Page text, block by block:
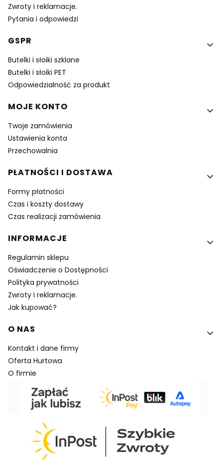
Zwroty i reklamacje.
Pytania i odpowiedzi
GSPR
Butelki i słoiki szklane
Butelki i słoiki PET
Odpowiedzialność za produkt
MOJE KONTO
Twoje zamówienia
Ustawienia konta
Przechowalnia
PŁATNOŚCI I DOSTAWA
Formy płatności
Czas i koszty dostawy
Czas realizacji zamówienia
INFORMACJE
Regulamin sklepu
Oświadczenie o Dostępności
Polityka prywatności
Zwroty i reklamacje.
Jak kupować?
O NAS
Kontakt i dane firmy
Oferta Hurtowa
O firmie